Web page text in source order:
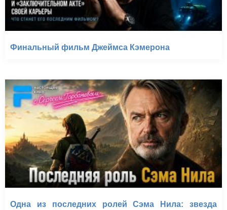
Финальный фильм Джеймса Кэмерона
Одна из последних ролей Сэма Нила: звезда